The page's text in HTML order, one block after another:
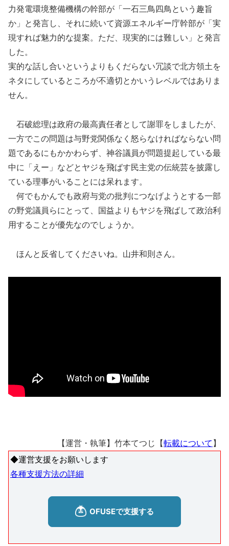
力発電環境整備機構の幹部が「一石三鳥四鳥という趣旨
か」と発言し、それに続いて資源エネルギー庁幹部が「実
現すれば魅力的な提案。ただ、現実的には難しい」と発言
した。
実的な話し合いというよりもくだらない冗談で北方領土を
ネタにしているところが不適切とかいうレベルではありま
せん。
石破総理は政府の最高責任者として謝罪をしましたが、
一方でこの問題は与野党関係なく怒らなければならない問
題であるにもかかわらず、神谷議員が問題提起している最
中に「えー」などとヤジを飛ばす民主党の伝統芸を披露し
ている理事がいることには呆れます。
何でもかんでも政府与党の批判につなげようとする一部
の野党議員らにとって、国益よりもヤジを飛ばして政治利
用することが優先なのでしょうか。
ほんと反省してくださいね。山井和則さん。
【運営・執筆】竹本てつじ【転載について 】
◆運営支援をお願いします
各種支援方法の詳細